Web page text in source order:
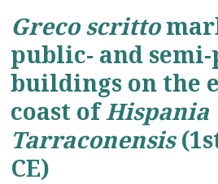
Greco scritto
public- and
buildings on the
coast ofHispania
Tarraconensis
CE)